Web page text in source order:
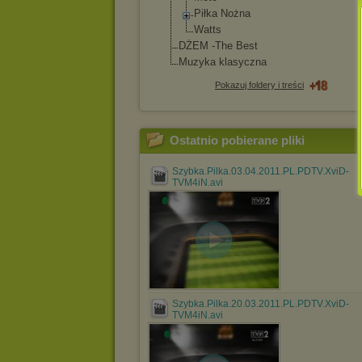
Piłka Nożna
Watts
DŻEM -The Best
Muzyka klasyczna
Pokazuj foldery i treści
Ostatnio pobierane pliki
Szybka.Pilka.03.04.2011.PL.PDTV.XviD-
TVM4iN.avi
Szybka.Pilka.20.03.2011.PL.PDTV.XviD-
TVM4iN.avi